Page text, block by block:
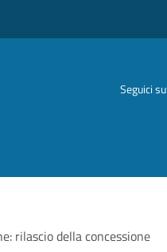
Seguici su
rilascio della concessione